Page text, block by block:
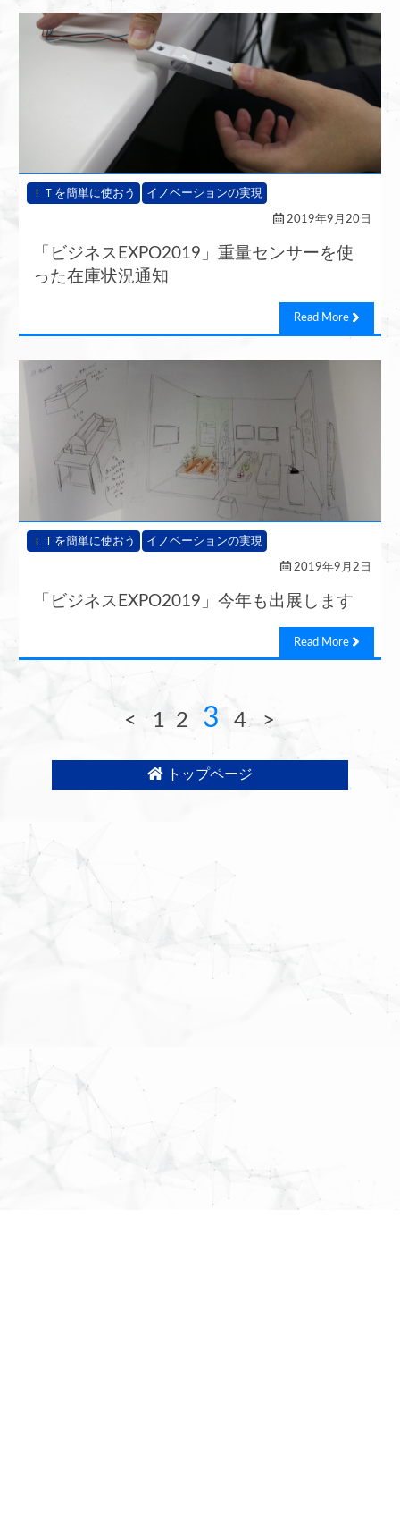
ＩＴを簡単に使おう イノベーションの実現
2019年9月20日
「ビジネスEXPO2019」重量センサーを使
った在庫状況通知
Read More
ＩＴを簡単に使おう イノベーションの実現
2019年9月2日
「ビジネスEXPO2019」今年も出展します
Read More
< 1 2 3 4 >
トップページ